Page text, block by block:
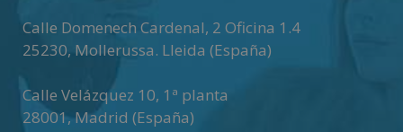
Calle Domenech Cardenal, 2 Oficina 1.4
25230, Mollerussa. Lleida (España)
Calle Velázquez 10, 1ª planta
28001,Madrid (España)